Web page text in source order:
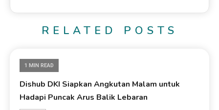
RELATED POSTS
1 MIN READ
Dishub DKI Siapkan Angkutan Malam untuk
Hadapi Puncak Arus Balik Lebaran